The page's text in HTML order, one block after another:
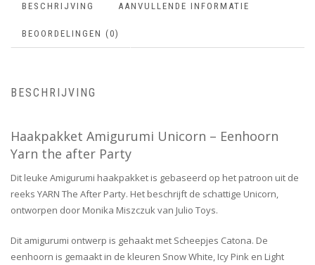
BESCHRIJVING AANVULLENDE INFORMATIE
BEOORDELINGEN (0)
BESCHRIJVING
Haakpakket Amigurumi Unicorn – Eenhoorn
Yarn the after Party
Dit leuke Amigurumi haakpakket is gebaseerd op het patroon uit de
reeks YARN The After Party. Het beschrijft de schattige Unicorn,
ontworpen door Monika Miszczuk van Julio Toys.
Dit amigurumi ontwerp is gehaakt met Scheepjes Catona. De
eenhoorn is gemaakt in de kleuren Snow White, Icy Pink en Light